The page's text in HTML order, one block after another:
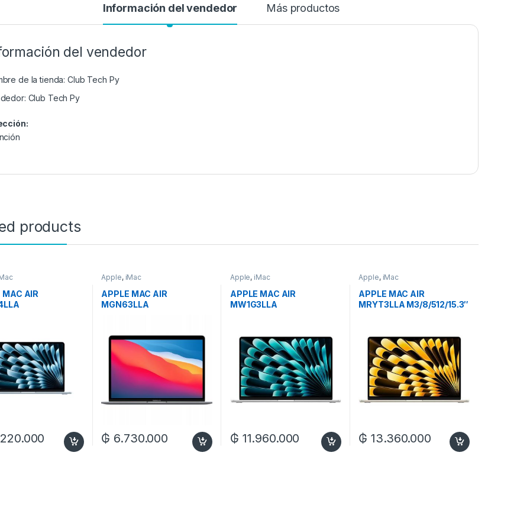
Información del vendedor Más productos
del vendedor
de la tienda: Club Tech Py
Club Tech Py
products
MAC AIR
Apple, iMac
APPLE MAC AIR
MGN63LLA
₲ 6.730.000
Apple, iMac
APPLE MAC AIR
MW1G3LLA
₲ 11.960.000
Apple, iMac
APPLE MAC AIR
MRYT3LLA M3/8/512/15.3″
₲ 13.360.000